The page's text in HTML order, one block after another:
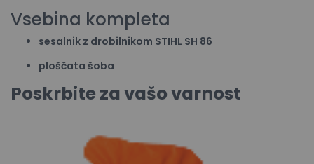
Vsebina kompleta
sesalnik z drobilnikom STIHL SH 86
ploščata šoba
Poskrbite za vašo varnost